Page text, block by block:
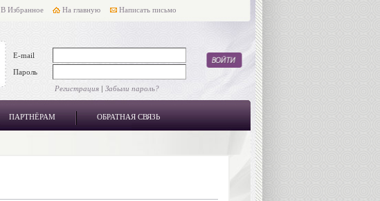
В Избранное На главную Написать письмо
E-mail
Пароль
Регистрация| Забыли пароль?
ПАРТНЁРАМ ОБРАТНАЯ СВЯЗЬ